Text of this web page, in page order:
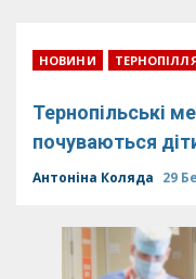
НОВИНИ
Тернопільські
почуваються
Антоніна Коляда 29